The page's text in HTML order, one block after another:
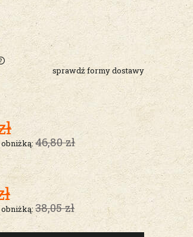
sprawdź formy dostawy
obniżką:46,80 zł
obniżką:38,05 zł